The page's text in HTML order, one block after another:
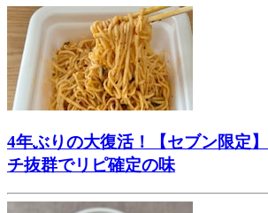
4年ぶりの大復活！【セブン限定
チ抜群でリピ確定の味